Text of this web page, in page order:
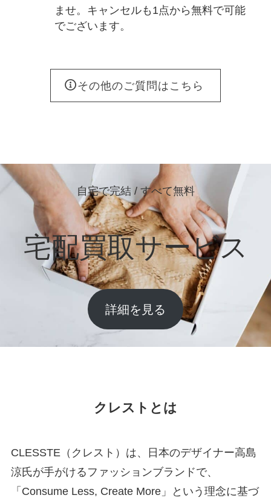
ませ。キャンセルも1点から無料で可能
でございます。
その他のご質問はこちら
自宅で完結 / すべて無料
宅配買取サービス
詳細を見る
クレストとは
CLESSTE（クレスト）は、日本のデザイナー高島
涼氏が手がけるファッションブランドで、
「Consume Less, Create More」という理念に基づ